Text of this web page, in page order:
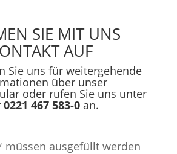
SIE MIT UNS
AUF
Sie uns für weitergehende
über unser
oder rufen Sie uns unter
0221 467 583-0an.
müssen ausgefüllt werden